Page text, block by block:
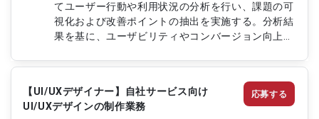
てユーザー行動や利用状況の分析を行い、課題の可
視化および改善ポイントの抽出を実施する。分析結
果を基に、ユーザビリティやコンバージョン向上を
がら施策検討および改善対応を推進する。データに
基づいた改善サイクルを回し、システム全体の利用
体験向上を支援する。 【作業内容】 ・申込支援シ
ステムに関するデータ分析対応 ・GA4を用いたユー
【UI/UXデザイナー】自社サービス向け
UI/UXデザインの制作業務
応募する